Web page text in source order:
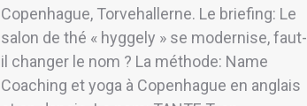
Copenhague, Torvehallerne. Le briefing: Le
salon de thé « hyggely » se modernise, faut-
il changer le nom ? La méthode: Name
Coaching et yoga à Copenhague en anglais